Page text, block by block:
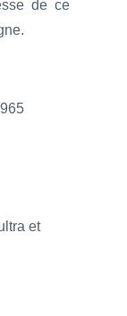
de ce
et